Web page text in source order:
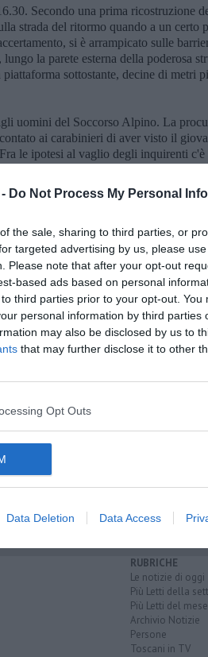
Do Not Process My Personal
the sale, sharing to third parties, or
targeted advertising by us, please
Please note that after your opt-out
based ads based on personal
third parties prior to your opt-out.
personal information by third parties
may also be disclosed by us to
that may further disclose it to other
Opt Outs
Data Deletion Data Access
Secondo una prima ricostruzione
strada del ritormo quando a un certo
si è arrampicato sulle
la parete esterna della poderosa
sottostante, decine di metri
uomini del Soccorso Alpino. La
ai carabinieri di aver visto il
le ipotesi al vaglio degli inquirenti c'è
essere messi a fuoco.
allaNewsletter QUInews -
casella di posta.
di forlì-cesena
RUBRICHE
Le notizie di oggi
Più Letti della
Più Letti del mese
Archivio Notizie
Persone
Toscani in TV